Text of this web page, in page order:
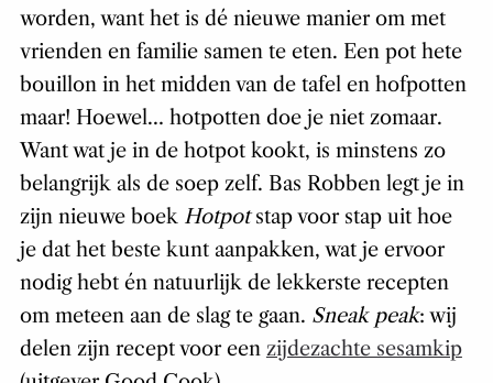
worden, want het is dé nieuwe manier om met
vrienden en familie samen te eten. Een pot hete
bouillon in het midden van de tafel en hofpotten
maar! Hoewel… hotpotten doe je niet zomaar.
Want wat je in de hotpot kookt, is minstens zo
belangrijk als de soep zelf. Bas Robben legt je in
zijn nieuwe boek Hotpotstap voor stap uit hoe
je dat het beste kunt aanpakken, wat je ervoor
nodig hebt én natuurlijk de lekkerste recepten
om meteen aan de slag te gaan. Sneak peak: wij
delen zijn recept voor een zijdezachte sesamkip